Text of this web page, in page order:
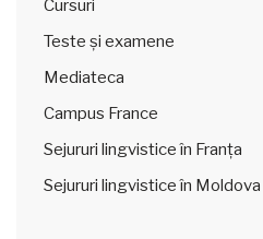
Cursuri
Teste și examene
Mediateca
Campus France
Sejururi lingvistice în Franța
Sejururi lingvistice în Moldova